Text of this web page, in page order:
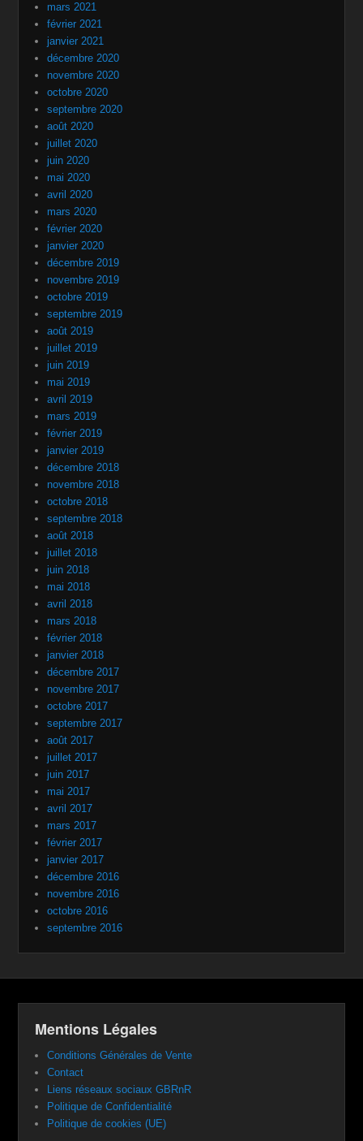
mars 2021
février 2021
janvier 2021
décembre 2020
novembre 2020
octobre 2020
septembre 2020
août 2020
juillet 2020
juin 2020
mai 2020
avril 2020
mars 2020
février 2020
janvier 2020
décembre 2019
novembre 2019
octobre 2019
septembre 2019
août 2019
juillet 2019
juin 2019
mai 2019
avril 2019
mars 2019
février 2019
janvier 2019
décembre 2018
novembre 2018
octobre 2018
septembre 2018
août 2018
juillet 2018
juin 2018
mai 2018
avril 2018
mars 2018
février 2018
janvier 2018
décembre 2017
novembre 2017
octobre 2017
septembre 2017
août 2017
juillet 2017
juin 2017
mai 2017
avril 2017
mars 2017
février 2017
janvier 2017
décembre 2016
novembre 2016
octobre 2016
septembre 2016
Mentions Légales
Conditions Générales de Vente
Contact
Liens réseaux sociaux GBRnR
Politique de Confidentialité
Politique de cookies (UE)